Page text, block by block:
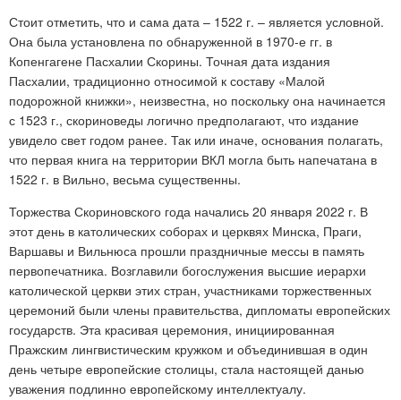
Стоит отметить, что и сама дата – 1522 г. – является условной.
Она была установлена по обнаруженной в 1970-е гг. в
Копенгагене Пасхалии Скорины. Точная дата издания
Пасхалии, традиционно относимой к составу «Малой
подорожной книжки», неизвестна, но поскольку она начинается
с 1523 г., скориноведы логично предполагают, что издание
увидело свет годом ранее. Так или иначе, основания полагать,
что первая книга на территории ВКЛ могла быть напечатана в
1522 г. в Вильно, весьма существенны.
Торжества Скориновского года начались 20 января 2022 г. В
этот день в католических соборах и церквях Минска, Праги,
Варшавы и Вильнюса прошли праздничные мессы в память
первопечатника. Возглавили богослужения высшие иерархи
католической церкви этих стран, участниками торжественных
церемоний были члены правительства, дипломаты европейских
государств. Эта красивая церемония, инициированная
Пражским лингвистическим кружком и объединившая в один
день четыре европейские столицы, стала настоящей данью
уважения подлинно европейскому интеллектуалу.